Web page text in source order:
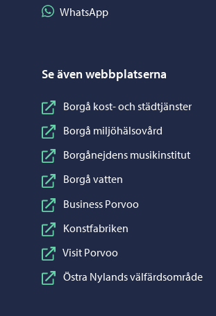
Dela på WhatsApp
WhatsApp
Se även webbplatserna
Borgå kost- och städtjänster
Borgå miljöhälsovård
Borgånejdens musikinstitut
Borgå vatten
Business Porvoo
Konstfabriken
Visit Porvoo
Östra Nylands välfärdsområde